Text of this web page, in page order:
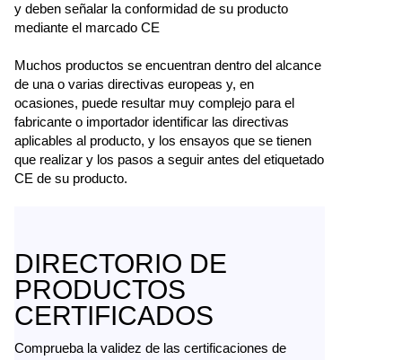
y deben señalar la conformidad de su producto
mediante el marcado CE
Muchos productos se encuentran dentro del alcance
de una o varias directivas europeas y, en
ocasiones, puede resultar muy complejo para el
fabricante o importador identificar las directivas
aplicables al producto, y los ensayos que se tienen
que realizar y los pasos a seguir antes del etiquetado
CE de su producto.
DIRECTORIO DE
PRODUCTOS
CERTIFICADOS
Comprueba la validez de las certificaciones de